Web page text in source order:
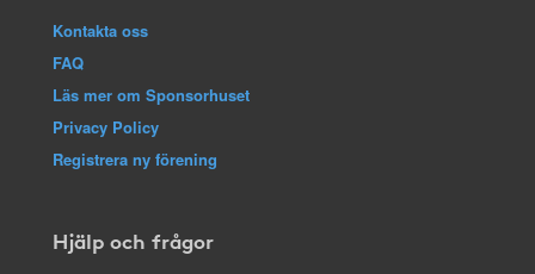
Kontakta oss
FAQ
Läs mer om Sponsorhuset
Privacy Policy
Registrera ny förening
Hjälp och frågor